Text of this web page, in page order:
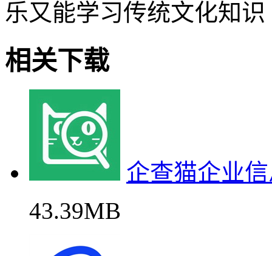
乐又能学习传统文化知识
相关下载
企查猫企业
43.39MB